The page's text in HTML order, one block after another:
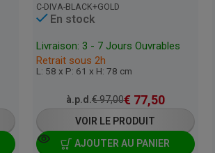
C-DIVA-BLACK+GOLD
En stock
Livraison: 3 - 7 Jours Ouvrables
Retrait sous 2h
L: 58 x P: 61 x H: 78 cm
à.p.d.€97,00€ 77,50
VOIR LE PRODUIT
AJOUTER AU PANIER